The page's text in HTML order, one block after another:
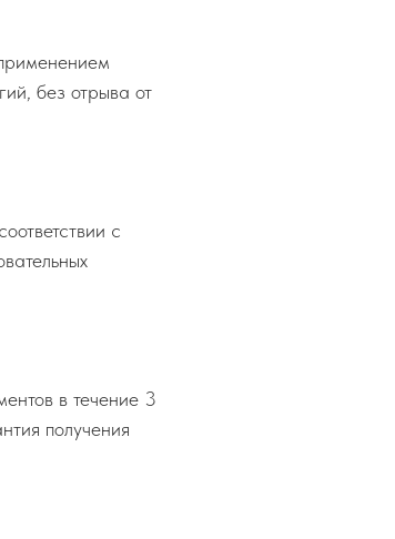
без отрыва от
с
в течение 3
получения